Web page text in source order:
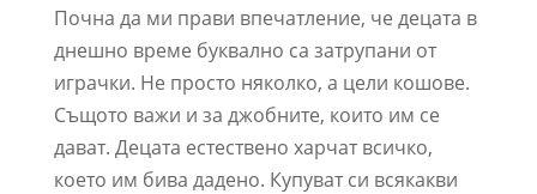
Почна да ми прави впечатление, че децата в
днешно време буквално са затрупани от
играчки. Не просто няколко, а цели кошове.
Същото важи и за джобните, които им се
дават. Децата естествено харчат всичко,
което им бива дадено. Купуват си всякакви